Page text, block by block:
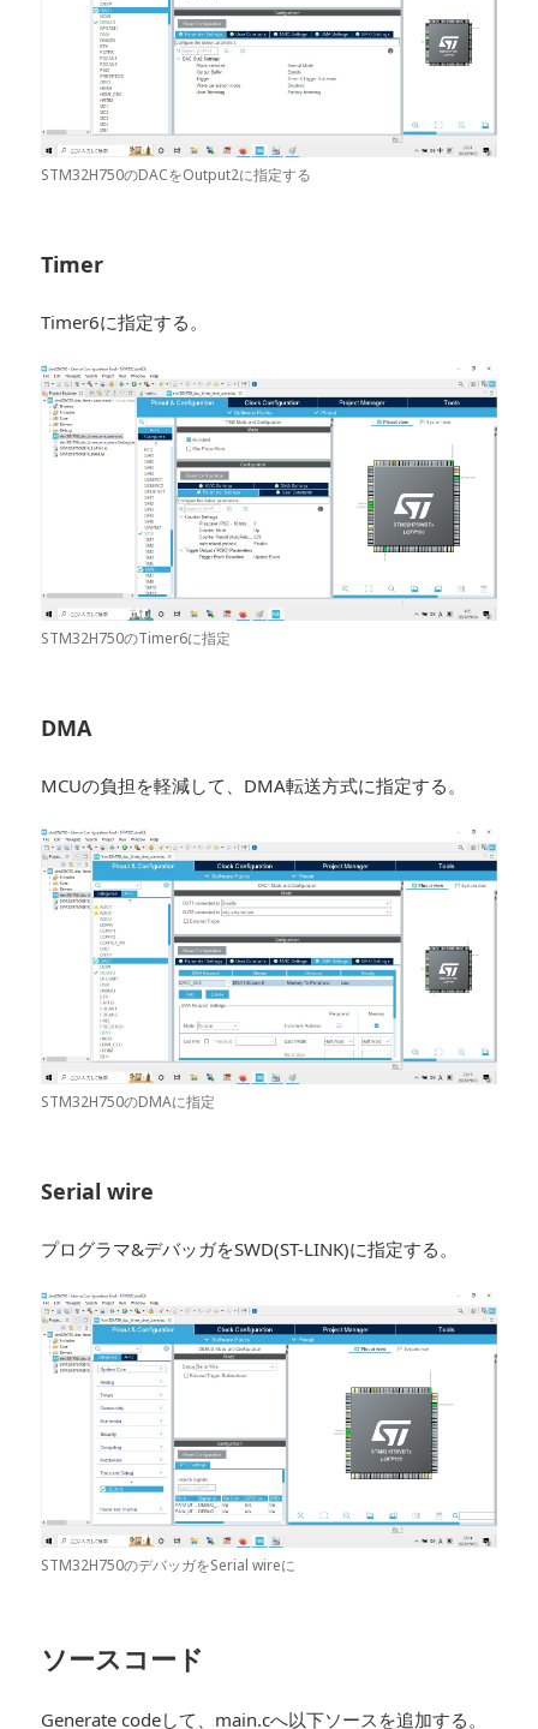
STM32H750のDACをOutput2に指定する
Timer
Timer6に指定する。
STM32H750のTimer6に指定
DMA
MCUの負担を軽減して、DMA転送方式に指定する。
STM32H750のDMAに指定
Serial wire
プログラマ&デバッガをSWD(ST-LINK)に指定する。
STM32H750のデバッガをSerial wireに
ソースコード
Generate codeして、main.cへ以下ソースを追加する。